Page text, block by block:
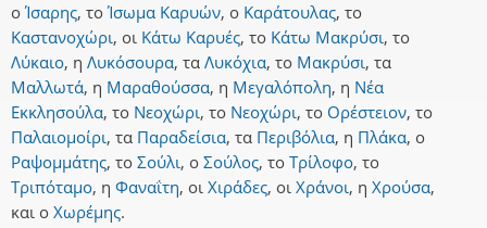
ο Ίσαρης, το Ίσωμα Καρυών, ο Καράτουλας, το
Καστανοχώρι, οι Κάτω Καρυές, το Κάτω Μακρύσι, το
Λύκαιο, η Λυκόσουρα, τα Λυκόχια, το Μακρύσι, τα
Μαλλωτά, η Μαραθούσσα, η Μεγαλόπολη, η Νέα
Εκκλησούλα, το Νεοχώρι, το Νεοχώρι, το Ορέστειον, το
Παλαιομοίρι, τα Παραδείσια, τα Περιβόλια, η Πλάκα, ο
Ραψομμάτης, το Σούλι, ο Σούλος, το Τρίλοφο, το
Τριπόταμο, η Φαναΐτη, οι Χιράδες, οι Χράνοι, η Χρούσα,
και ο Χωρέμης.